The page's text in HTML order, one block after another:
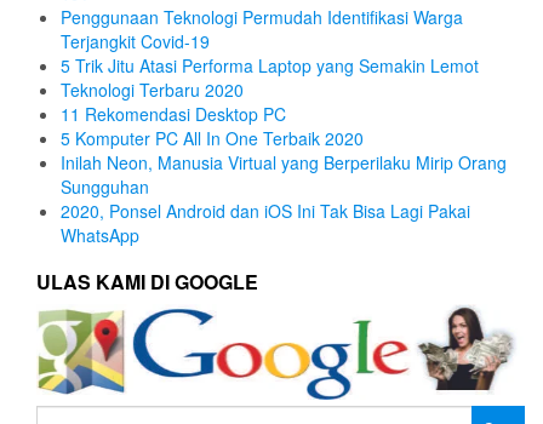
Penggunaan Teknologi Permudah Identifikasi Warga
Terjangkit Covid-19
5 Trik Jitu Atasi Performa Laptop yang Semakin Lemot
Teknologi Terbaru 2020
11 Rekomendasi Desktop PC
5 Komputer PC All In One Terbaik 2020
Inilah Neon, Manusia Virtual yang Berperilaku Mirip Orang
Sungguhan
2020, Ponsel Android dan iOS Ini Tak Bisa Lagi Pakai
WhatsApp
ULAS KAMI DI GOOGLE